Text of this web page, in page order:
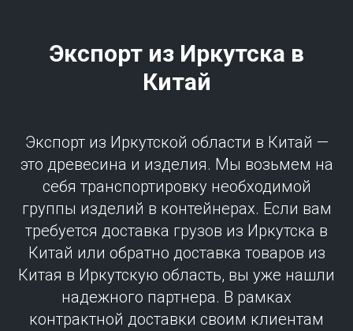
Экспорт из Иркутска в
Китай
Экспорт из Иркутской области в Китай —
это древесина и изделия. Мы возьмем на
себя транспортировку необходимой
группы изделий в контейнерах. Если вам
требуется доставка грузов из Иркутска в
Китай или обратно доставка товаров из
Китая в Иркутскую область, вы уже нашли
надежного партнера. В рамках
контрактной доставки своим клиентам